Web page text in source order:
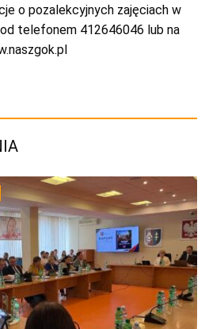
o pozalekcyjnych zajęciach w
telefonem 412646046 lub na